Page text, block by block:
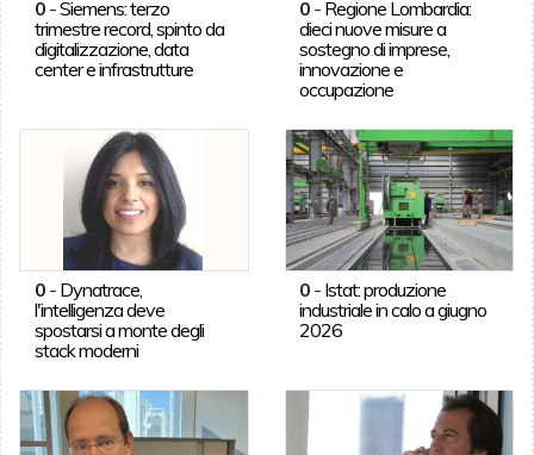
0-Siemens: terzo
trimestre record, spinto da
digitalizzazione, data
center e infrastrutture
0 - Regione Lombardia:
dieci nuove misure a
sostegno di imprese,
innovazione e
occupazione
0- Dynatrace,
l'intelligenza deve
spostarsi a monte degli
stack moderni
0 - Istat: produzione
industriale in calo a giugno
2026